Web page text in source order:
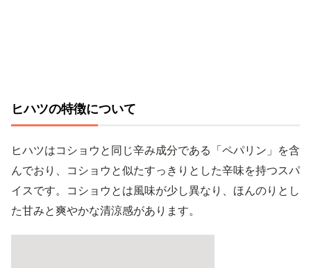
ヒハツの特徴について
ヒハツはコショウと同じ辛み成分である「ペパリン」を含
んでおり、コショウと似たすっきりとした辛味を持つスパ
イスです。コショウとは風味が少し異なり、ほんのりとし
た甘みと爽やかな清涼感があります。